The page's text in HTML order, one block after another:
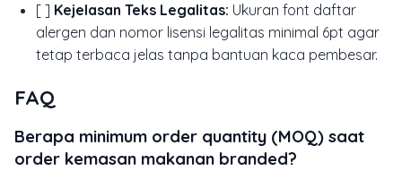
[ ] Kejelasan Teks Legalitas: Ukuran font daftar
alergen dan nomor lisensi legalitas minimal 6pt agar
tetap terbaca jelas tanpa bantuan kaca pembesar.
FAQ
Berapa minimum order quantity (MOQ) saat
order kemasan makanan branded?